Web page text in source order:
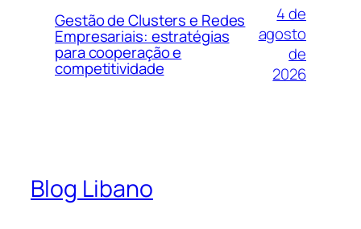
Gestão de Clusters e Redes
Empresariais: estratégias
para cooperação e
competitividade
4 de
agosto
de
2026
Blog Libano